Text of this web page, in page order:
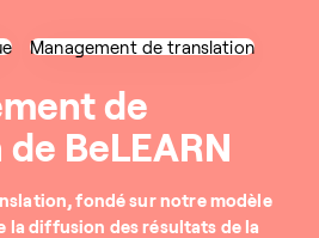
Management de translation
de
BeLEARN
fondé sur notre modèle
la diffusion des résultats de la